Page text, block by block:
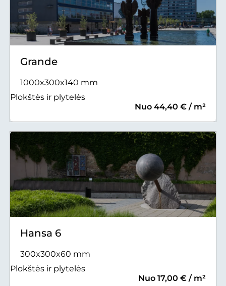
Grande
1000x300x140 mm
Plokštės ir plytelės
Nuo 44,40 € / m²
Hansa 6
300x300x60 mm
Plokštės ir plytelės
Nuo 17,00 € / m²